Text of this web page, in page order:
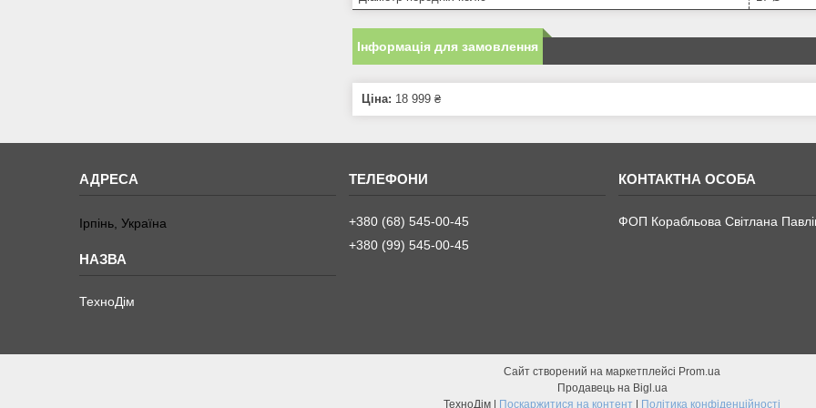
Інформація для замовлення
Ціна: 18 999 ₴
Ірпінь, Україна
ТехноДім
+380 (68) 545-00-45
+380 (99) 545-00-45
ФОП Корабльова Світлана
Сайт створений на маркетплейсі Prom.ua
Продавець на Bigl.ua
Поскаржитися на контент Політика конфіденційності